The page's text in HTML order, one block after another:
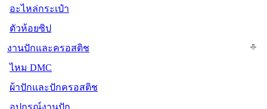
อะไหล่กระเป๋า
ตัวห้อยซิป
งานปักและครอสติช
ไหม DMC
ผ้าปักและปักครอสติช